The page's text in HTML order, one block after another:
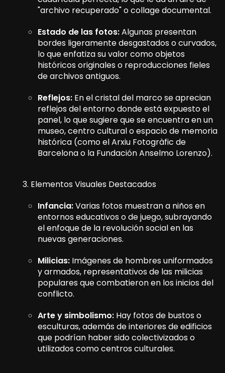
"archivo recuperado" o collage documental.
Estado de las fotos:Algunas presentan
bordes ligeramente desgastados o curvados,
lo que enfatiza su valor como objetos
históricos originales o reproducciones fieles
de archivos antiguos.
Reflejos: En el cristal del marco se aprecian
reflejos del entorno donde está expuesto el
panel, lo que sugiere que se encuentra en un
museo, centro cultural o espacio de memoria
histórica (como el Arxiu Fotogràfic de
Barcelona o la Fundación Anselmo Lorenzo).
3. Elementos Visuales Destacados
Infancia:Varias fotos muestran a niños en
entornos educativos o de juego, subrayando
el enfoque de la revolución social en las
nuevas generaciones.
Milicias: Imágenes de hombres uniformados
y armados, representativos de las milicias
populares que combatieron en los inicios del
conflicto.
Arte y simbolismo: Hay fotos de bustos o
esculturas, además de interiores de edificios
que podrían haber sido colectivizados o
utilizados como centros culturales.